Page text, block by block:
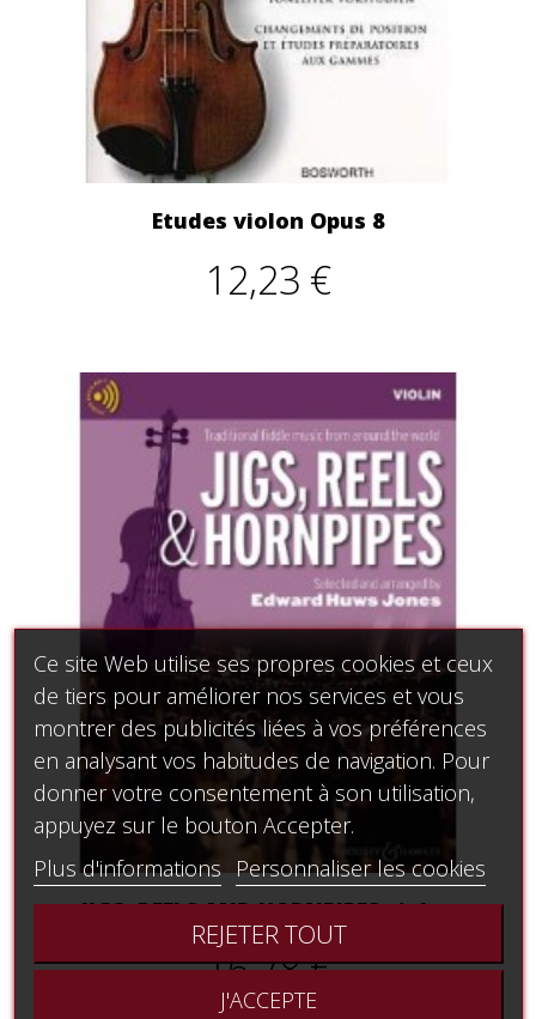
Etudes violon Opus 8
12,23 €
JIGS, REELS AND HORNPIPES violon
16,78 €
Ce site Web utilise ses propres cookies et ceux
de tiers pour améliorer nos services et vous
montrer des publicités liées à vos préférences
en analysant vos habitudes de navigation. Pour
donner votre consentement à son utilisation,
appuyez sur le bouton Accepter.
Plus d'informations Personnaliser les cookies
REJETER TOUT
J'ACCEPTE